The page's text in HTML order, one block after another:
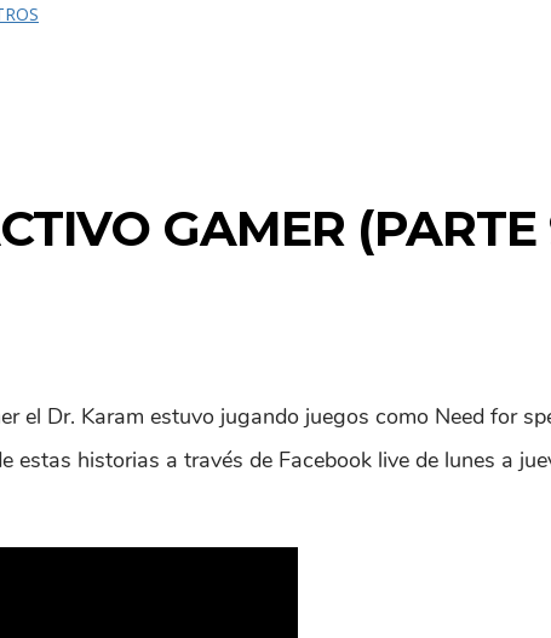
GAMER (PARTE
el Dr. Karam estuvo jugando juegos como Need for
estas historias a través de Facebook live de lunes a